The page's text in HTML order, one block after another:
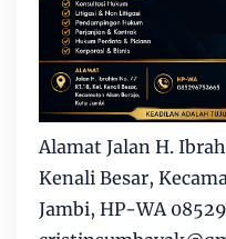
Alamat Jalan H.
Kenali Besar,
Jambi, HP-WA